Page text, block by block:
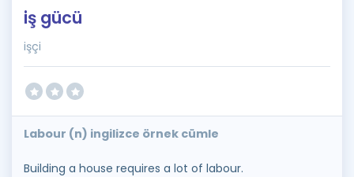
iş gücü
işçi
Labour (n) ingilizce örnek cümle
Building a house requires a lot of labour.